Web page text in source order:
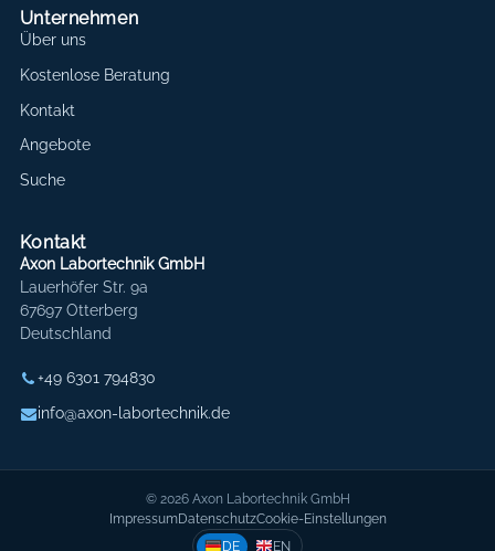
Unternehmen
Über uns
Kostenlose Beratung
Kontakt
Angebote
Suche
Kontakt
Axon Labortechnik GmbH
Lauerhöfer Str. 9a
67697 Otterberg
Deutschland
+49 6301 794830
info@axon-labortechnik.de
© 2026 Axon Labortechnik GmbH
ImpressumDatenschutzCookie-Einstellungen
DE
EN